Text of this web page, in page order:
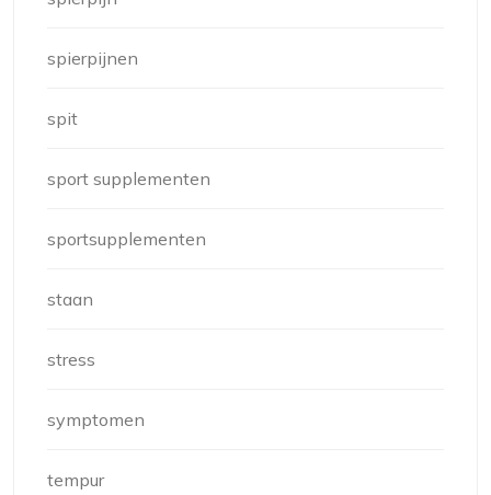
spierpijnen
spit
sport supplementen
sportsupplementen
staan
stress
symptomen
tempur